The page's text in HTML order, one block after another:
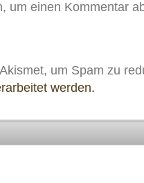
um einen Kommentar
um Spam zu
werden.